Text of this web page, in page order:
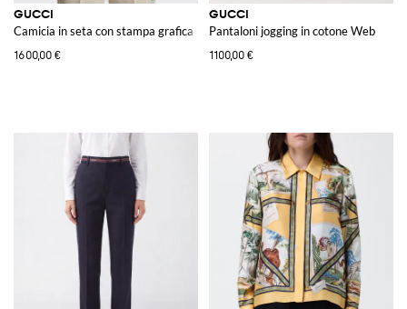
GUCCI
Camicia in seta con stampa grafica
1600,00 €
GUCCI
Pantaloni jogging in cotone Web
1100,00 €